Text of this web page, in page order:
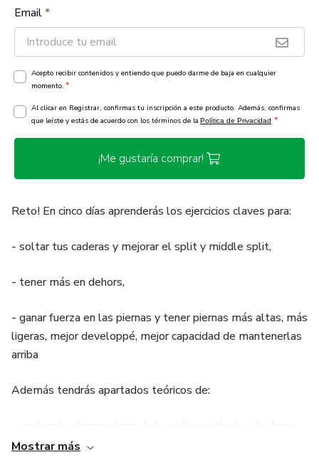
Email*
Acepto recibir contenidos y entiendo que puedo darme de baja en cualquier
momento. *
Al clicar en Registrar, confirmas tu inscripción a este producto. Además, confirmas
que leíste y estás de acuerdo con los términos de la Política de Privacidad *
¡Me gustaría comprar!
Reto! En cinco días aprenderás los ejercicios claves para:
- soltar tus caderas y mejorar el split y middle split,
- tener más en dehors,
- ganar fuerza en las piernas y tener piernas más altas, más
ligeras, mejor developpé, mejor capacidad de mantenerlas
arriba
Además tendrás apartados teóricos de:
- anatomía y biomecánica de la cadera aplicada a la danza
Mostrar más